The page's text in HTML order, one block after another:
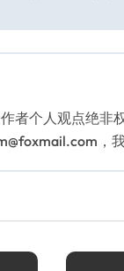
者个人观点绝非
，